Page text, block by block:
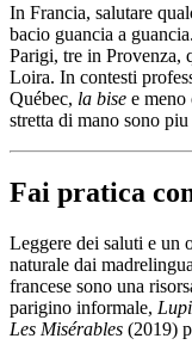
In Francia, salutare
bacio guancia a
Parigi, tre in Provenza,
Loira. In contesti
Québec, la bise e meno
stretta di mano sono
Fai pratica
Leggere dei saluti e un
naturale dai
francese sono una
parigino informale,
Les Misérables (2019)